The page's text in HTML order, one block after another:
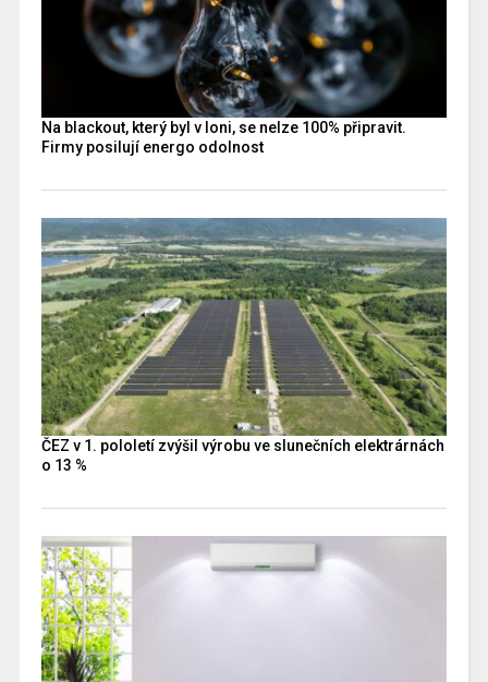
Na blackout, který byl v loni, se nelze 100% připravit.
Firmy posilují energo odolnost
ČEZ v 1. pololetí zvýšil výrobu ve slunečních elektrárnách
o 13 %